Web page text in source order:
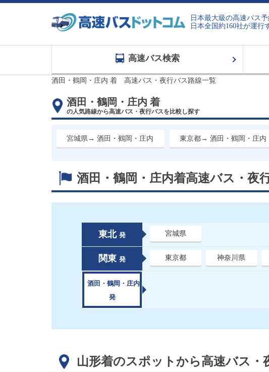
日本最大級の高速バス
日本全国約160社が運行
高速バス検索
酒田・鶴岡・庄内 着 高速バス・夜行バス路線一覧
酒田・鶴岡・庄内 着
の人気路線から高速バス・夜行バスを比較し探す
宮城県→ 酒田・鶴岡・庄内 東京都→ 酒田・鶴岡・庄内
酒田・鶴岡・庄内着高速バス・夜
東北 発 宮城県
関東 発 東京都 神奈川県
酒田・鶴岡・庄内
発
山形着のスポットから高速バス・